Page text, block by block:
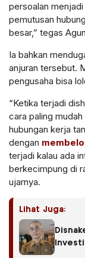
persoalan
pemutusan
besar,” tegas
Ia bahkan
anjuran tersebut.
pengusaha bisa
“Ketika terjadi
cara paling
hubungan kerja
dengan
terjadi kalau ada
berkecimpung di
ujarnya.
Lihat Juga: